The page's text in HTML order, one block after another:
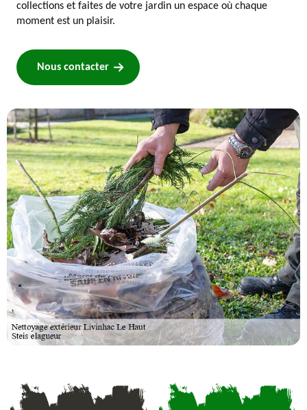
collections et faites de votre jardin un espace où chaque
moment est un plaisir.
Nous contacter